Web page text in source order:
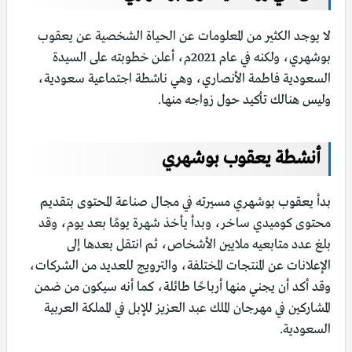
لا يوجد الكثير من المعلومات عن الحياة الشخصية عن يعقوب
بوشهري، ولكنه في عام 2021م، أعلن خطوبته على السيدة
السعودية فاطمة الأنصاري، وهي ناشطة اجتماعية سعودية،
وليس هنالك تأكيد حول زواجه منها.
أنشطة يعقوب بوشهري
بدأ يعقوب بوشهري مسيرته في مجال صناعة المحتوى بتقديم
محتوى كوميدي ساخر، وبدأ يأخذ شهرة يومًا بعد يوم، وقد
بلغ عدد متابعيه ملايين الأشخاص، ثم انتقل بعدها إلى
الإعلانات عن المنتجات المختلفة، والترويج للعديد من الشركات،
وقد أكد أن يجني منها أرباحًا طائلة، كما أنه سيكون من ضمن
المشاركين في مهرجان الملك عبد العزيز للإبل في المملكة العربية
السعودية.